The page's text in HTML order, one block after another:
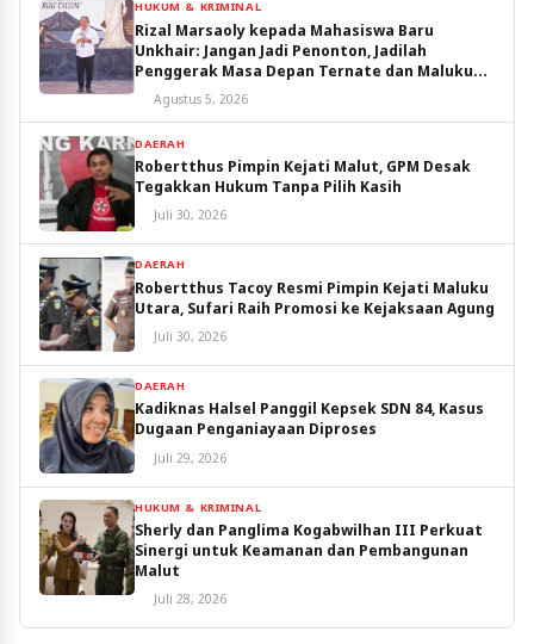
HUKUM & KRIMINAL
Rizal Marsaoly kepada Mahasiswa Baru
Unkhair: Jangan Jadi Penonton, Jadilah
Penggerak Masa Depan Ternate dan Maluku
Utara
Agustus 5, 2026
DAERAH
Robertthus Pimpin Kejati Malut, GPM Desak
Tegakkan Hukum Tanpa Pilih Kasih
Juli 30, 2026
DAERAH
Robertthus Tacoy Resmi Pimpin Kejati Maluku
Utara, Sufari Raih Promosi ke Kejaksaan Agung
Juli 30, 2026
DAERAH
Kadiknas Halsel Panggil Kepsek SDN 84, Kasus
Dugaan Penganiayaan Diproses
Juli 29, 2026
HUKUM & KRIMINAL
Sherly dan Panglima Kogabwilhan III Perkuat
Sinergi untuk Keamanan dan Pembangunan
Malut
Juli 28, 2026